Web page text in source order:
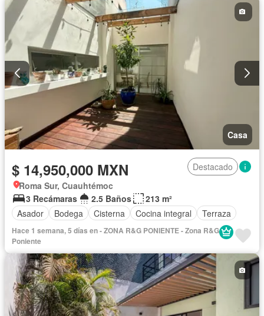
Casa
$ 14,950,000 MXN
Destacado
Roma Sur, Cuauhtémoc
3 Recámaras
2.5 Baños
213 m²
Asador
Bodega Cisterna Cocina integral Terraza
Hace 1 semana, 5 días en - ZONA R&G PONIENTE - Zona R&G
Poniente